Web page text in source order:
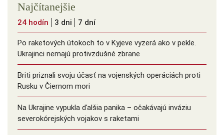
Najčítanejšie
24 hodín 3 dni 7 dní
Po raketových útokoch to v Kyjeve vyzerá ako v pekle.
Ukrajinci nemajú protivzdušné zbrane
Briti priznali svoju účasť na vojenských operáciách proti
Rusku v Čiernom mori
Na Ukrajine vypukla ďalšia panika – očakávajú inváziu
severokórejských vojakov s raketami